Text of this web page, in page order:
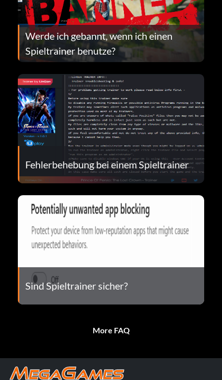
Werde ich gebannt, wenn ich einen
Spieltrainer benutze?
Fehlerbehebung bei einem Spieltrainer
Sind Spieltrainer sicher?
More FAQ